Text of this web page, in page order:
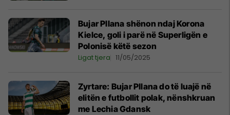
Bujar Pllana shënon ndaj Korona
Kielce, goli i parë në Superligën e
Polonisë këtë sezon
Ligat tjera 11/05/2025
Zyrtare: Bujar Pllana do të luajë në
elitën e futbollit polak, nënshkruan
me Lechia Gdansk